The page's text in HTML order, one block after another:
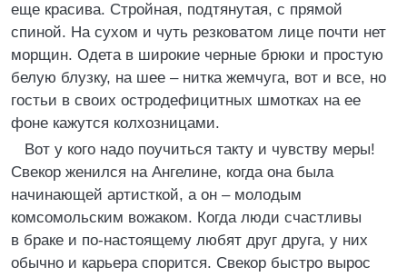
еще красива. Стройная, подтянутая, с прямой
спиной. На сухом и чуть резковатом лице почти нет
морщин. Одета в широкие черные брюки и простую
белую блузку, на шее – нитка жемчуга, вот и все, но
гостьи в своих остродефицитных шмотках на ее
фоне кажутся колхозницами.
Вот у кого надо поучиться такту и чувству меры!
Свекор женился на Ангелине, когда она была
начинающей артисткой, а он – молодым
комсомольским вожаком. Когда люди счастливы
в браке и по-настоящему любят друг друга, у них
обычно и карьера спорится. Свекор быстро вырос